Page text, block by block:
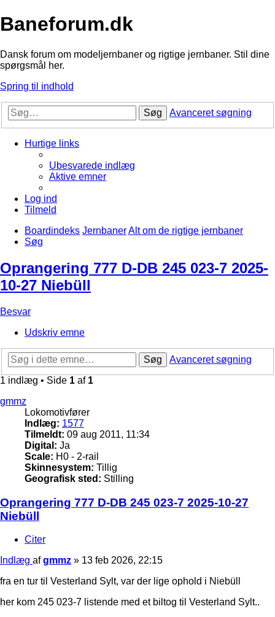
Baneforum.dk
Dansk forum om modeljernbaner og rigtige jernbaner. Stil dine
spørgsmål her.
Spring til indhold
Søg Avanceret søgning
Hurtige links
Ubesvarede indlæg
Aktive emner
Log ind
Tilmeld
Boardindeks JernbanerAlt om de rigtige jernbaner
Søg
Oprangering 777 D-DB 245 023-7 2025-
10-27 Niebüll
Besvar
Udskriv emne
Søg
Avanceret søgning
1 indlæg • Side 1 af 1
gmmz
Lokomotivfører
Indlæg: 1577
Tilmeldt: 09 aug 2011, 11:34
Digital: Ja
Scale: H0 - 2-rail
Skinnesystem: Tillig
Geografisk sted: Stilling
Oprangering 777 D-DB 245 023-7 2025-10-27
Niebüll
Citer
Indlæg afgmmz » 13 feb 2026, 22:15
fra en tur til Vesterland Sylt, var der lige ophold i Niebüll
her kom 245 023-7 listende med et biltog til Vesterland Sylt..